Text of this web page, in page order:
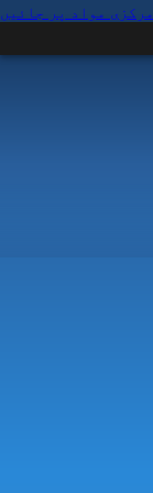
مرکزی مواد پر جائیں